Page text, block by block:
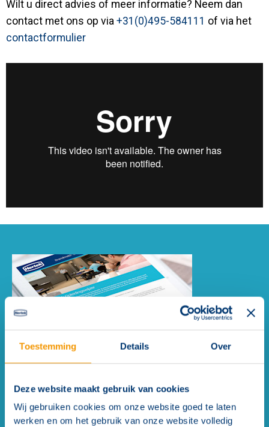
Toestemming Details Over
Deze website maakt gebruik van cookies
Wij gebruiken cookies om onze website goed te laten
werken en om het gebruik van onze website volledig
Wilt u direct advies of meer informatie? Neem dan
contact met ons op via +31(0)495-584111 of via het
contactformulier
Opleidingswijzer: Brandmeld- en
ontruimingsalameringsinstallaties